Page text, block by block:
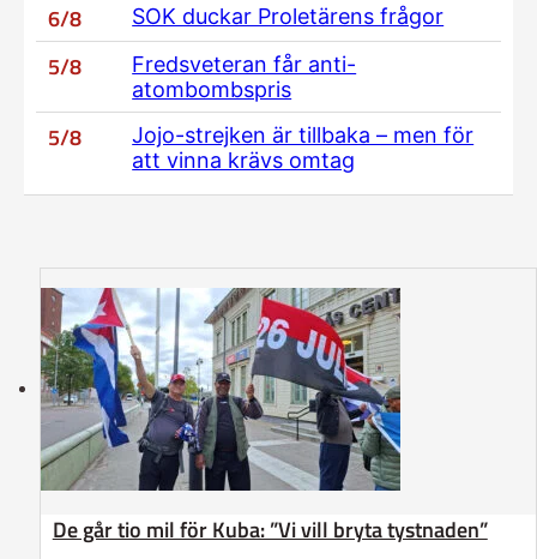
6/8 SOK duckar Proletärens frågor
5/8
Fredsveteran får anti-
atombombspris
5/8
Jojo-strejken är tillbaka – men för
att vinna krävs omtag
De går tio mil för Kuba: ”Vi vill bryta tystnaden”